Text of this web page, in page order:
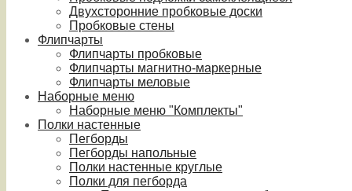
Двухсторонние пробковые доски
Пробковые стены
Флипчарты
Флипчарты пробковые
Флипчарты магнитно-маркерные
Флипчарты меловые
Наборные меню
Наборные меню "Комплекты"
Полки настенные
Пегборды
Пегборды напольные
Полки настенные круглые
Полки для пегборда